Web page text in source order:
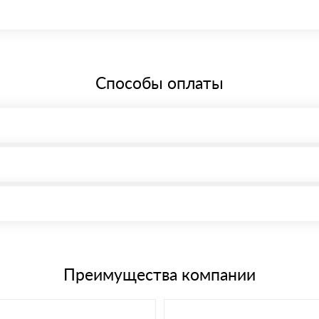
Способы оплаты
через системы электронных платежей.
банковским картам
материала после проверки качества и количества заказанного
Преимущества компании